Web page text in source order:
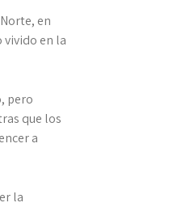
en
vivido en la
pero
que los
a
la